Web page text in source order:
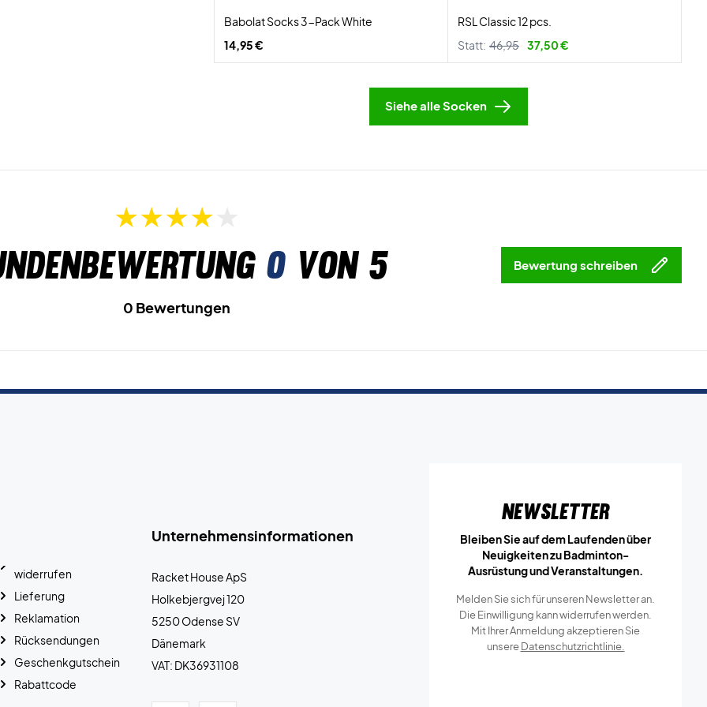
Babolat Socks 3-Pack White
14,95 €
RSL Classic 12 pcs.
Statt: 46,95 37,50 €
Siehe alle Socken
0von 5 Bewertung schreiben
0 Bewertungen
Unternehmensinformationen
Racket House ApS
Holkebjergvej 120
5250 Odense SV
Dänemark
VAT: DK36931108
widerrufen
Lieferung
Reklamation
Rücksendungen
Geschenkgutschein
Rabattcode
Newsletter
Bleiben Sie auf dem Laufenden über
Neuigkeiten zu Badminton-
Ausrüstung und Veranstaltungen.
Melden Sie sich für unseren Newsletter an.
Die Einwilligung kann widerrufen werden.
Mit Ihrer Anmeldung akzeptieren Sie
unsereDatenschutzrichtlinie.